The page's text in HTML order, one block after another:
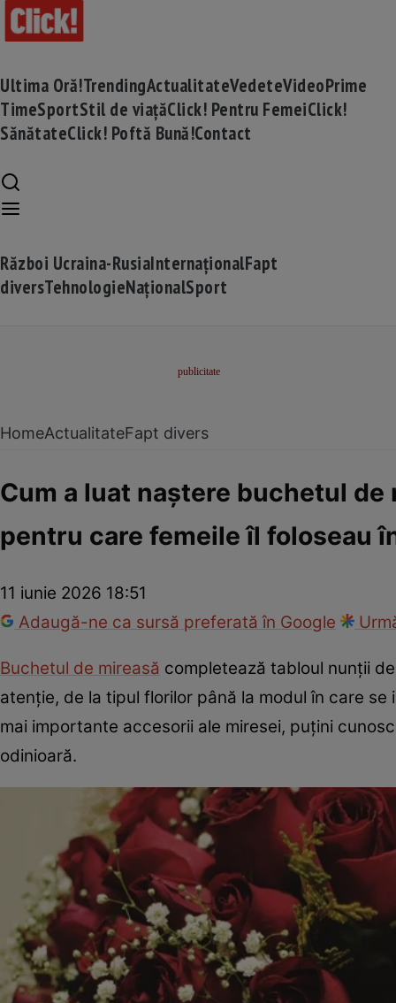
Ultima Oră!TrendingActualitateVedeteVideoPrime
TimeSportStil de viațăClick! Pentru FemeiClick!
SănătateClick! Poftă Bună!Contact
Război Ucraina-RusiaInternaționalFapt
diversTehnologieNaționalSport
HomeActualitateFapt divers
Cum a luat naștere buchetul
pentru care femeile îl foloseau
11 iunie 2026 18:51
Adaugă-ne ca sursă preferată în Google
Buchetul de mireasă completează tabloul nunții
atenție, de la tipul florilor până la modul în care
mai importante accesorii ale miresei, puțini
odinioară.